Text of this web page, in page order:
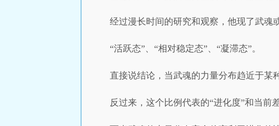
经过漫长时间的研究和观察，他现了武魂
“活跃态”、“相对稳定态”、“凝滞态”。
直接说结论，当武魂的力量分布趋近于某
反过来，这个比例代表的“进化度”和当前